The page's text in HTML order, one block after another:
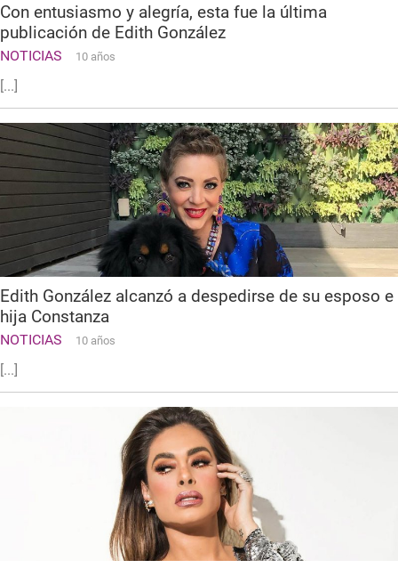
Con entusiasmo y alegría, esta fue la última
publicación de Edith González
NOTICIAS 10 años
[...]
Edith González alcanzó a despedirse de su esposo e
hija Constanza
NOTICIAS 10 años
[...]